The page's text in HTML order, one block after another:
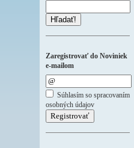
Hľadať!
Zaregistrovať do Noviniek
e-mailom
Súhlasím so spracovaním
osobných údajov